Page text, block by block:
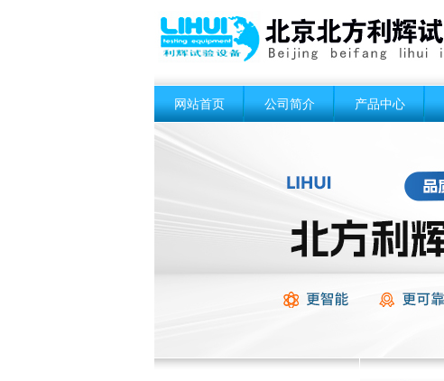
网站首页 公司简介 产品中心